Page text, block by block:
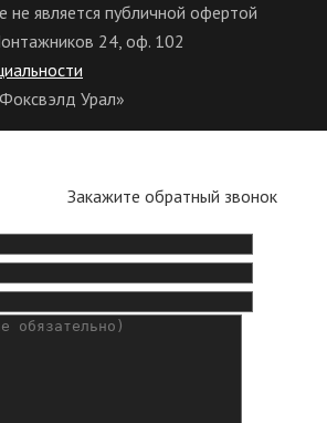
не является публичной офертой
24, оф. 102
Урал»
Закажите обратный звонок